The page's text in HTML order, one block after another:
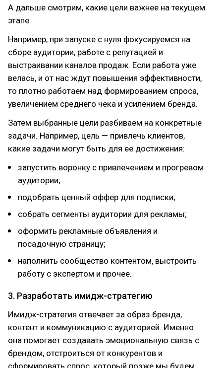
А дальше смотрим, какие цели важнее на текущем
этапе.
Например, при запуске с нуля фокусируемся на
сборе аудитории, работе с репутацией и
выстраивании каналов продаж. Если работа уже
велась, и от нас ждут повышения эффективности,
то плотно работаем над формированием спроса,
увеличением среднего чека и усилением бренда.
Затем выбранные цели разбиваем на конкретные
задачи. Например, цель — привлечь клиентов,
какие задачи могут быть для ее достижения:
запустить воронку с привлечением и прогревом
аудитории;
подобрать ценный оффер для подписки;
собрать сегменты аудитории для рекламы;
оформить рекламные объявления и
посадочную страницу;
наполнить сообщество контентом, выстроить
работу с экспертом и прочее.
3. Разработать имидж-стратегию
Имидж-стратегия отвечает за образ бренда,
контент и коммуникацию с аудиторией. Именно
она помогает создавать эмоциональную связь с
брендом, отстроиться от конкурентов и
сформировать спрос, который позже мы будем